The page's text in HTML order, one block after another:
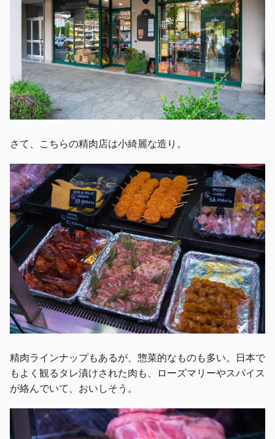
さて、こちらの精肉店は小綺麗な造り。
精肉ラインナップもあるが、惣菜的なものも多い。日本で
もよく観るタレ漬けされた肉も、ローズマリーやスパイス
が絡んでいて、おいしそう。